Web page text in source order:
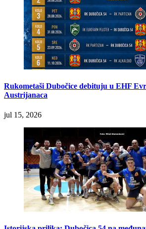
Rukometaši Dubočice debituju u EHF
Austrijanaca
jul 15, 2026